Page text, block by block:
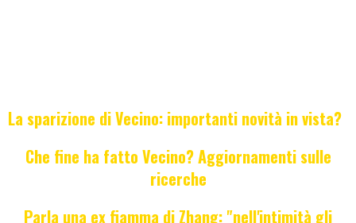
La sparizione di Vecino: importanti novità in vista?
Che fine ha fatto Vecino? Aggiornamenti sulle
ricerche
Parla una ex fiamma di Zhang: "nell'intimità gli